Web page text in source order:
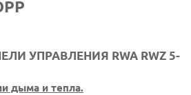
УПРАВЛЕНИЯ RWA RWZ 5-
дыма и тепла.